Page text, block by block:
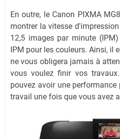
En outre, le Canon PIXMA
montrer la vitesse
12,5 images par minute
IPM pour les couleurs. Ainsi, il
ne vous obligera jamais à
vous voulez finir vos
pouvez avoir une
travail une fois que vous avez